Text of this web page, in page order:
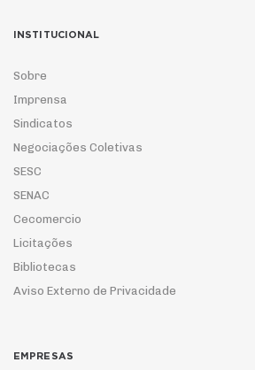
INSTITUCIONAL
Sobre
Imprensa
Sindicatos
Negociações Coletivas
SESC
SENAC
Cecomercio
Licitações
Bibliotecas
Aviso Externo de Privacidade
EMPRESAS